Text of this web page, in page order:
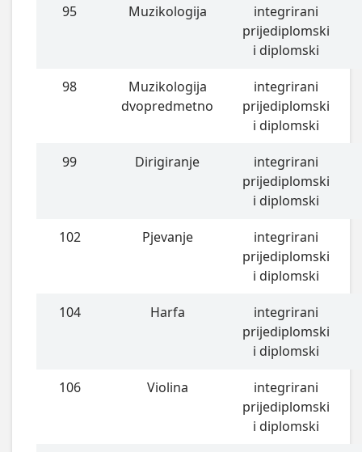
95 Muzikologija
integrirani
prijediplomski
i diplomski
98
Muzikologija
dvopredmetno
integrirani
prijediplomski
i diplomski
99 Dirigiranje
integrirani
prijediplomski
i diplomski
102 Pjevanje
integrirani
prijediplomski
i diplomski
104 Harfa
integrirani
prijediplomski
i diplomski
106 Violina
integrirani
prijediplomski
i diplomski